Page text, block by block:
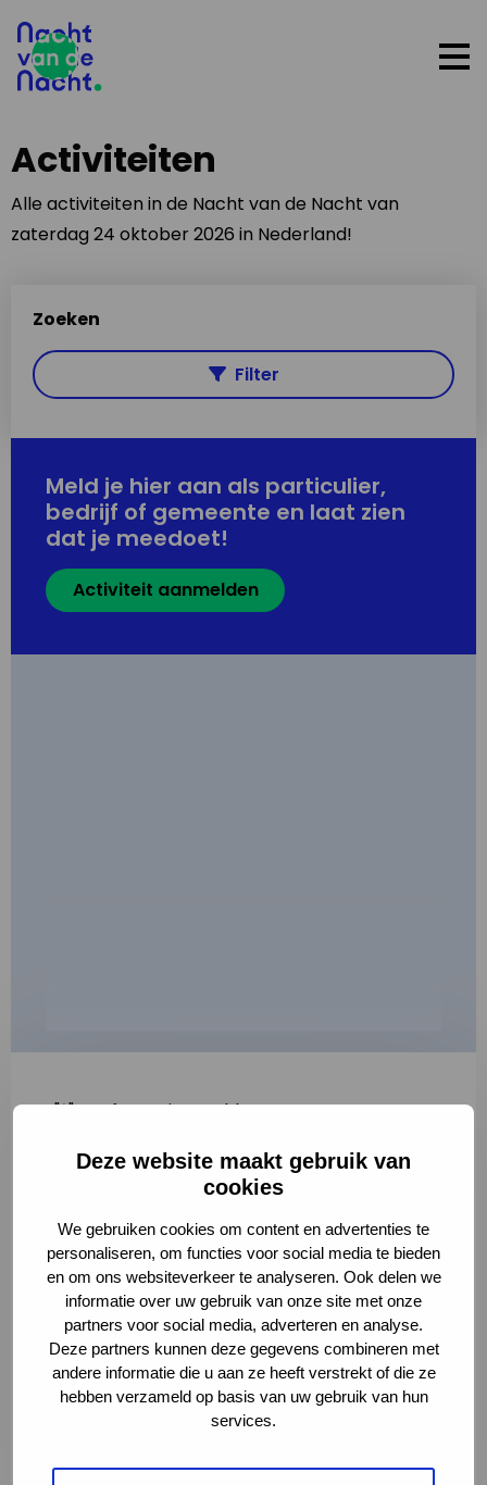
Deze website maakt gebruik van
cookies
We gebruiken cookies om content en advertenties te
personaliseren, om functies voor social media te bieden
en om ons websiteverkeer te analyseren. Ook delen we
informatie over uw gebruik van onze site met onze
partners voor social media, adverteren en analyse.
Deze partners kunnen deze gegevens combineren met
andere informatie die u aan ze heeft verstrekt of die ze
hebben verzameld op basis van uw gebruik van hun
services.
Activiteiten
Alle activiteiten in de Nacht van de Nacht van
zaterdag 24 oktober 2026 in Nederland!
Zoeken
Filter
Meld je hier aan als particulier,
bedrijf of gemeente en laat zien
dat je meedoet!
Activiteit aanmelden
"*" geeft vereiste velden aan
2
Volledige omschrijving*